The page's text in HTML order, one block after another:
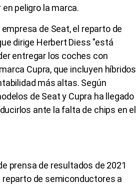
en peligro la marca.
de Seat, el reparto de
dirige Herbert Diess "está
entregar los coches con
Cupra, que incluyen híbridos
más altas. Según
de Seat y Cupra ha llegado
ante la falta de chips en el
prensa de resultados de 2021
reparto de semiconductores a